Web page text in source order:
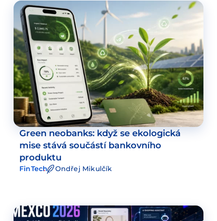
Green neobanks: když se ekologická
mise stává součástí bankovního
produktu
FinTech Ondřej Mikulčík